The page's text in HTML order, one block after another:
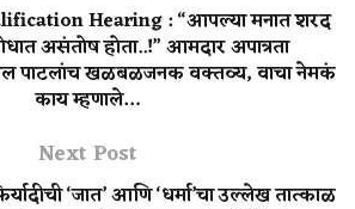
Hearing : “आपल्या मनात शरद
असंतोष होता..!” आमदार अपात्रता
पाटलांच खळबळजनक वक्तव्य, वाचा नेमकं
काय म्हणाले…
Next Post
‘जात’ आणि ‘धर्मा’चा उल्लेख तात्काळ